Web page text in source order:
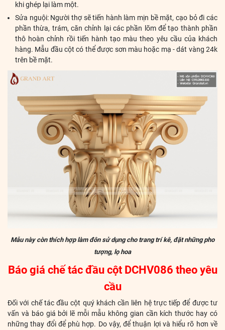
khi ghép lại làm một.
Sửa nguội: Người thợ sẽ tiến hành làm mịn bề mặt, cạo bỏ đi các
phần thừa, trám, căn chỉnh lại các phần lõm để tạo thành phần
thô hoàn chỉnh rồi tiến hành tạo màu theo yêu cầu của khách
hàng. Mẫu đầu cột có thể được sơn màu hoặc mạ - dát vàng 24k
trên bề mặt.
Mẫu này còn thích hợp làm đôn sử dụng cho trang trí kê, đặt những pho
tượng, lọ hoa
Báo giá chế tác đầu cột DCHV086 theo yêu
cầu
Đối với chế tác đầu cột quý khách cần liên hệ trực tiếp để được tư
vấn và báo giá bởi lẽ mỗi mẫu không gian cần kích thước hay có
những thay đổi để phù hợp. Do vậy, để thuận lợi và hiểu rõ hơn về